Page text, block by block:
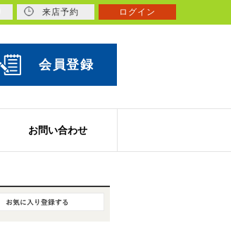
会員登録
お問い合わせ
来店予約 ログイン